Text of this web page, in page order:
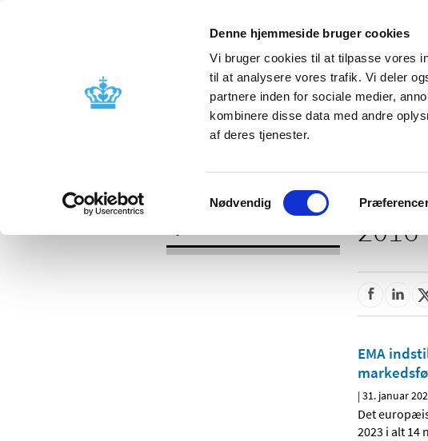
Denne hjemmeside bruger cookies
Vi bruger cookies til at tilpasse vores
til at analysere vores trafik. Vi deler
partnere inden for sociale medier,
kombinere disse data med andre
af deres tjenester.
Samtykkevalg
Nødvendig
Godkendelse og
Bivirkninger og
produktinformation
2016
EMA
|31. januar
Det
2023 i alt 14